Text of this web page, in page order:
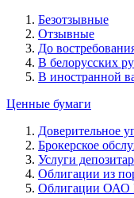
Безотзывные
Отзывные
До
В белорусских
В иностранной
Ценные бумаги
Доверительное
Брокерское
Услуги
Облигации из
Облигации ОАО